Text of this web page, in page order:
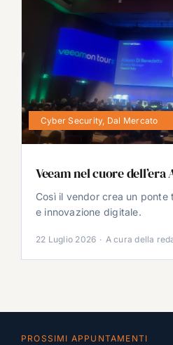
Cyber Security, Dal Mercato
Veeam nel cuore dell’era
Così il vendor crea un
e innovazione digitale.
22 Luglio 2026 · A cura della
PROSSIMI APPUNTAMENTI